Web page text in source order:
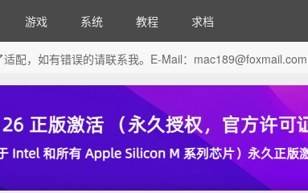
游戏 系统 教程 求档
配，如有错误的请联系我。E-Mail： mac189@foxmail.com